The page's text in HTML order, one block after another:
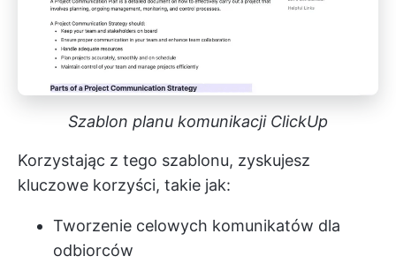
Szablon planu komunikacji ClickUp
Korzystając z tego szablonu, zyskujesz
kluczowe korzyści, takie jak:
Tworzenie celowych komunikatów dla
odbiorców